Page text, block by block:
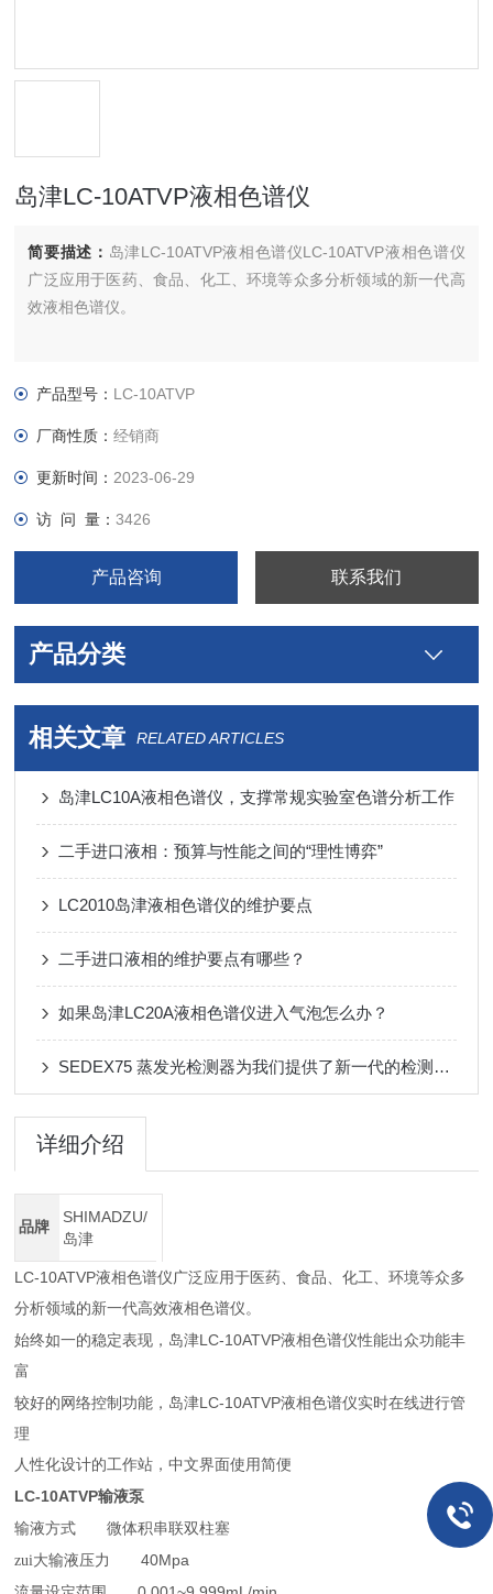
岛津LC-10ATVP液相色谱仪
简要描述： 岛津LC-10ATVP液相色谱仪LC-10ATVP液相色谱仪
广泛应用于医药、食品、化工、环境等众多分析领域的新一代高
效液相色谱仪。
产品型号： LC-10ATVP
厂商性质：经销商
更新时间： 2023-06-29
访 问 量：3426
产品咨询 联系我们
产品分类
相关文章 RELATED ARTICLES
岛津LC10A液相色谱仪，支撑常规实验室色谱分析工作
二手进口液相：预算与性能之间的“理性博弈”
LC2010岛津液相色谱仪的维护要点
二手进口液相的维护要点有哪些？
如果岛津LC20A液相色谱仪进入气泡怎么办？
SEDEX75 蒸发光检测器为我们提供了新一代的检测手段
详细介绍
品牌
SHIMADZU/
岛津
LC-10ATVP液相色谱仪广泛应用于医药、食品、化工、环境等众多
分析领域的新一代高效液相色谱仪。
始终如一的稳定表现， 岛津LC-10ATVP液相色谱仪性能出众功能丰
富
较好的网络控制功能， 岛津LC-10ATVP液相色谱仪实时在线进行管
理
人性化设计的工作站，中文界面使用简便
LC-10ATVP输液泵
输液方式
微体积串联双柱塞
zui大输液压力
40Mpa